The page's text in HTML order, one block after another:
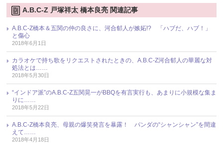
A.B.C-Z 戸塚祥太 橋本良亮 関連記事
A.B.C-Z橋本＆五関の仲の良さに、河合郁人が嫉妬!? 「ハブだ、ハブ！」
と傷心
2018年6月1日
カラオケで持ち歌をリクエストされたときの、A.B.C-Z河合郁人の華麗な対
処法とは……
2018年5月30日
“インドア派”のA.B.C-Z五関晃一がBBQを有言実行も、あまりに小規模な集ま
りに……
2018年5月22日
A.B.C-Z橋本良亮、母親の爆笑発言を暴露！ パンダの“シャンシャン”を間違
えて……
2018年4月18日